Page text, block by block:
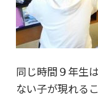
同じ時間９年生
ない子が現れる